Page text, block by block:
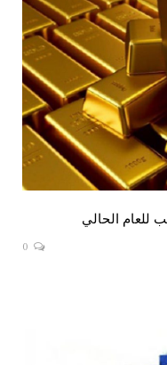
للعام الحالي